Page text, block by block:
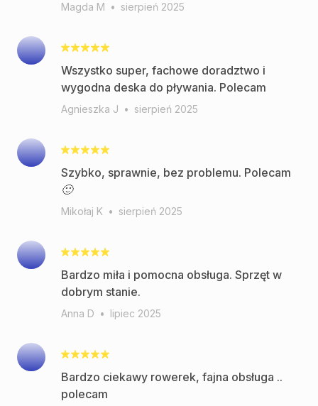
Magda M • sierpień 2025
Wszystko super, fachowe doradztwo i
wygodna deska do pływania. Polecam
Agnieszka J • sierpień 2025
Szybko, sprawnie, bez problemu. Polecam
🙂
Mikołaj K • sierpień 2025
Bardzo miła i pomocna obsługa. Sprzęt w
dobrym stanie.
Anna D • lipiec 2025
Bardzo ciekawy rowerek, fajna obsługa ..
polecam